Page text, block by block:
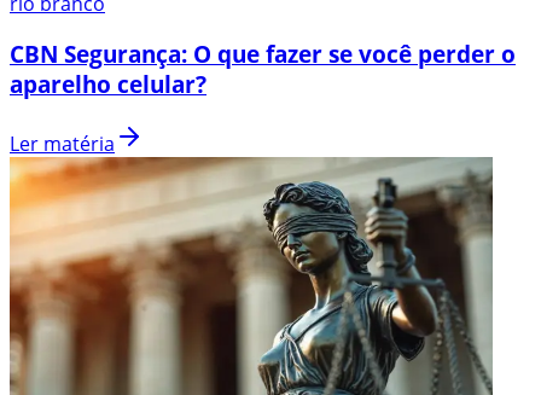
CBN Segurança: O que fazer se você perder o
aparelho celular?
Ler matéria